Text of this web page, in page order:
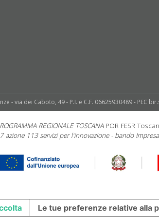
- via dei Caboto, 49 - P.I. e C.F. 06625930489 - PEC
REGIONALE TOSCANA POR FESR
azione 113 servizi per l'innovazione - bando
Le tue preferenze relative alla